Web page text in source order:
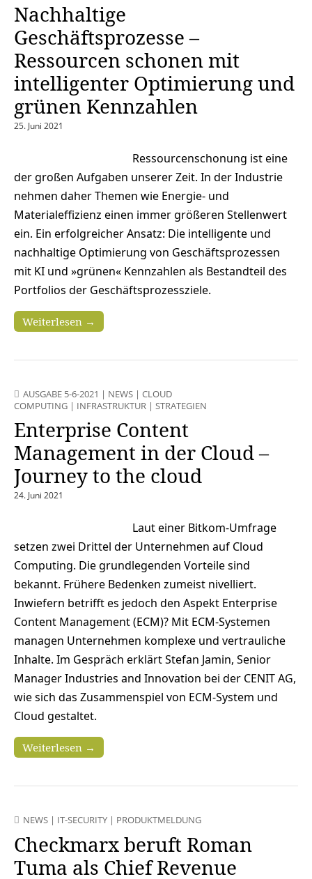
Nachhaltige
Geschäftsprozesse –
Ressourcen schonen mit
intelligenter Optimierung und
grünen Kennzahlen
25. Juni 2021
Ressourcenschonung ist eine
der großen Aufgaben unserer Zeit. In der Industrie
nehmen daher Themen wie Energie- und
Materialeffizienz einen immer größeren Stellenwert
ein. Ein erfolgreicher Ansatz: Die intelligente und
nachhaltige Optimierung von Geschäftsprozessen
mit KI und »grünen« Kennzahlen als Bestandteil des
Portfolios der Geschäftsprozessziele.
Weiterlesen →
AUSGABE 5-6-2021 | NEWS | CLOUD
COMPUTING | INFRASTRUKTUR | STRATEGIEN
Enterprise Content
Management in der Cloud –
Journey to the cloud
24. Juni 2021
Laut einer Bitkom-Umfrage
setzen zwei Drittel der Unternehmen auf Cloud
Computing. Die grundlegenden Vorteile sind
bekannt. Frühere Bedenken zumeist nivelliert.
Inwiefern betrifft es jedoch den Aspekt Enterprise
Content Management (ECM)? Mit ECM-Systemen
managen Unternehmen komplexe und vertrauliche
Inhalte. Im Gespräch erklärt Stefan Jamin, Senior
Manager Industries and Innovation bei der CENIT AG,
wie sich das Zusammenspiel von ECM-System und
Cloud gestaltet.
Weiterlesen →
NEWS | IT-SECURITY | PRODUKTMELDUNG
Checkmarx beruft Roman
Tuma als Chief Revenue